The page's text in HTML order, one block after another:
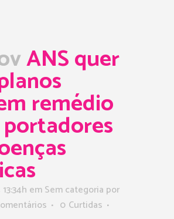
ANS quer
remédio
em Sem categoria por
0 Curtidas